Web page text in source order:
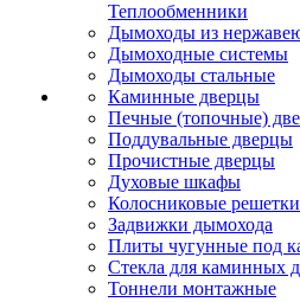
Теплообменники
Дымоходы из
Дымоходные системы
Дымоходы стальные
Каминные дверцы
Печные (топочные)
Поддувальные дверцы
Прочистные дверцы
Духовые шкафы
Колосниковые решетки
Задвижки дымохода
Плиты чугунные под
Стекла для каминных
Тоннели монтажные